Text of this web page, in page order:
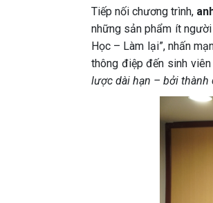
Tiếp nối chương trình,
những sản phẩm ít
Học – Làm lại”, nhấn
thông điệp đến sinh viên
lược dài hạn – bởi